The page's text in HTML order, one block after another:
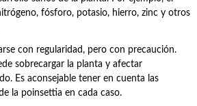
fósforo, potasio, hierro, zinc y otros
con regularidad, pero con precaución.
sobrecargar la planta y afectar
Es aconsejable tener en cuenta las
la poinsettia en cada caso.